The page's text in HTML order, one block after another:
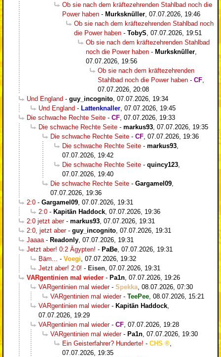
Ob sie nach dem kräftezehrenden Stahlbad noch die
Power haben - Murksknüller 07.07.2026, 19:46
Ob sie nach dem kräftezehrenden Stahlbad noch
die Power haben - TobyS 07.07.2026, 19:51
Ob sie nach dem kräftezehrenden Stahlbad
noch die Power haben - Murksknüller
07.07.2026, 19:56
Ob sie nach dem kräftezehrenden
Stahlbad noch die Power haben - CF
07.07.2026, 20:08
Und England - guy_incognito 07.07.2026, 19:34
Und England - Lattenknaller 07.07.2026, 19:45
Die schwache Rechte Seite - CF 07.07.2026, 19:33
Die schwache Rechte Seite - markus93 07.07.2026, 19:35
Die schwache Rechte Seite - CF 07.07.2026, 19:36
Die schwache Rechte Seite - markus93
07.07.2026, 19:42
Die schwache Rechte Seite - quincy123
07.07.2026, 19:40
Die schwache Rechte Seite - Gargamel09
07.07.2026, 19:36
2:0 - Gargamel09 07.07.2026, 19:31
2:0 - Kapitän Haddock 07.07.2026, 19:36
2:0 jetzt aber- markus93 07.07.2026, 19:31
2:0, jetzt aber- guy_incognito 07.07.2026, 19:31
Jaaaa - Readonly 07.07.2026, 19:31
Jetzt aber! 0:2 Ägypten! - PaBe 07.07.2026, 19:31
Bäm...
- Voegi 07.07.2026, 19:32
Jetzt aber! 2:0! - Eisen 07.07.2026, 19:31
VARgentinien mal wieder - Pa1n 07.07.2026, 19:26
VARgentinien mal wieder- Spekka 08.07.2026, 07:30
VARgentinien mal wieder- TeePee 08.07.2026, 15:21
VARgentinien mal wieder- Kapitän Haddock
07.07.2026, 19:29
VARgentinien mal wieder- CF 07.07.2026, 19:28
VARgentinien mal wieder- Pa1n 07.07.2026, 19:30
Ein Geisterfahrer? Hunderte! - CHS
07.07.2026, 19:35